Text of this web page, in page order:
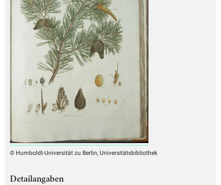
© Humboldt-Universität zu Berlin, Universitätsbibliothek
Detailangaben